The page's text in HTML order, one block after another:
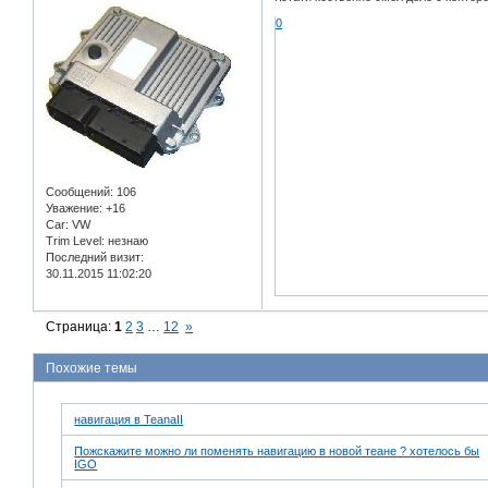
Сообщений: 106
Уважение: +16
Car: VW
Trim Level: незнаю
Последний визит:
30.11.2015 11:02:20
0
Страница:1 2 3 … 12 »
Похожие темы
навигация в TeanaII
Пожскажите можно ли поменять навигацию в новой теане ? хотелось бы
IGO